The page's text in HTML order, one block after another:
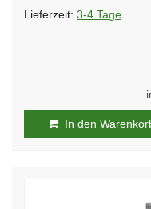
Lieferzeit: 3-4 Tage
In den